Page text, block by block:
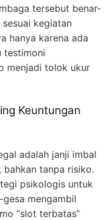
tersebut benar-
kegiatan
hanya karena ada
testimoni
menjadi tolok ukur
Keuntungan
adalah janji imbal
tanpa risiko.
psikologis untuk
mengambil
“slot terbatas”